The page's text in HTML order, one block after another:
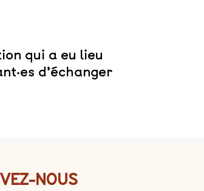
qui a eu lieu
d’échanger
NOUS